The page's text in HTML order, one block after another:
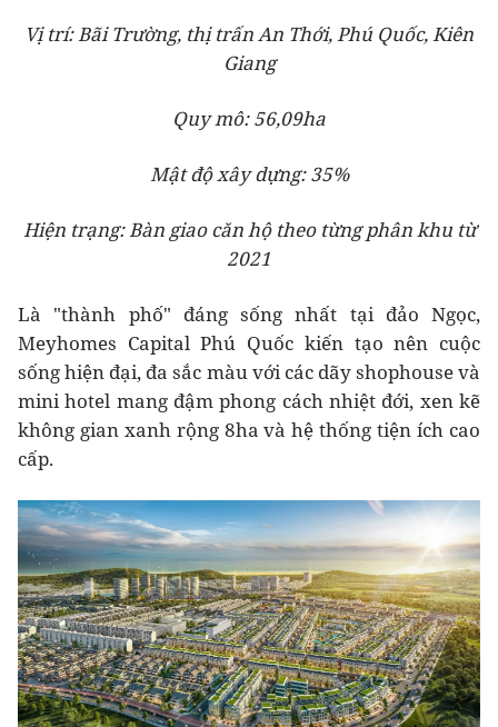
Vị trí: Bãi Trường, thị trấn An Thới, Phú Quốc, Kiên
Giang
Quy mô: 56,09ha
Mật độ xây dựng: 35%
Hiện trạng: Bàn giao căn hộ theo từng phân khu từ
2021
Là "thành phố" đáng sống nhất tại đảo Ngọc,
Meyhomes Capital Phú Quốc kiến tạo nên cuộc
sống hiện đại, đa sắc màu với các dãy shophouse và
mini hotel mang đậm phong cách nhiệt đới, xen kẽ
không gian xanh rộng 8ha và hệ thống tiện ích cao
cấp.